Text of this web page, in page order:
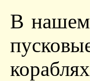
В нашем